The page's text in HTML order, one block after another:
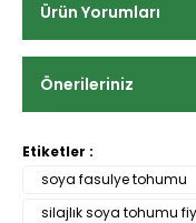
Ürün Yorumları
Önerileriniz
Etiketler :
soya fasulye tohumu
silajlık soya tohumu